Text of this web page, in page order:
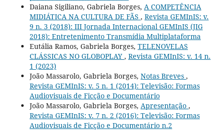
Daiana Sigiliano, Gabriela Borges, A COMPETÊNCIA
MIDIÁTICA NA CULTURA DE FÃS , Revista GEMInIS: v.
9 n. 3 (2018): III Jornada Internacional GEMInIS (JIG
2018): Entretenimento Transmídia Multiplataforma
Eutália Ramos, Gabriela Borges, TELENOVELAS
CLÁSSICAS NO GLOBOPLAY , Revista GEMInIS: v. 14 n.
1 (2023)
João Massarolo, Gabriela Borges, Notas Breves ,
Revista GEMInIS: v. 5 n. 1 (2014): Televisão: Formas
Audiovisuais de Ficção e Documentário
João Massarolo, Gabriela Borges, Apresentação ,
Revista GEMInIS: v. 7 n. 2 (2016): Televisão: Formas
Audiovisuais de Ficção e Documentário n.2